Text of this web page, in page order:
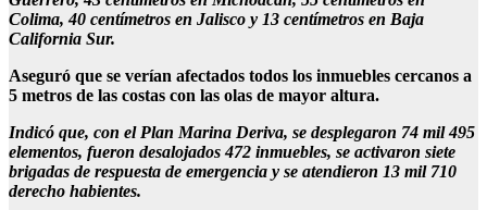
Colima, 40 centímetros en Jalisco y 13 centímetros en Baja
California Sur.
Aseguró que se verían afectados todos los inmuebles cercanos a
5 metros de las costas con las olas de mayor altura.
Indicó que, con el Plan Marina Deriva, se desplegaron 74 mil 495
elementos, fueron desalojados 472 inmuebles, se activaron siete
brigadas de respuesta de emergencia y se atendieron 13 mil 710
derecho habientes.